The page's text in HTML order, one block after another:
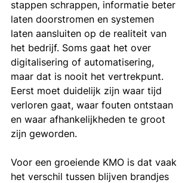
stappen schrappen, informatie beter
laten doorstromen en systemen
laten aansluiten op de realiteit van
het bedrijf. Soms gaat het over
digitalisering of automatisering,
maar dat is nooit het vertrekpunt.
Eerst moet duidelijk zijn waar tijd
verloren gaat, waar fouten ontstaan
en waar afhankelijkheden te groot
zijn geworden.
Voor een groeiende KMO is dat vaak
het verschil tussen blijven brandjes